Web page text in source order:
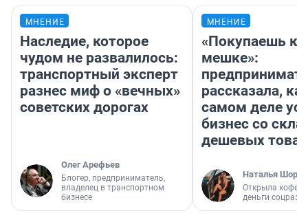
МНЕНИЕ
Наследие, которое
чудом не развалилось:
транспортный эксперт
разнес миф о «вечных»
советских дорогах
Олег Арефьев
Блогер, предприниматель,
владелец в транспортном
бизнесе
МНЕНИЕ
«Покупаешь
мешке»:
рассказала,
самом деле
бизнес со
дешевых
Наталья
Открыла
деньги